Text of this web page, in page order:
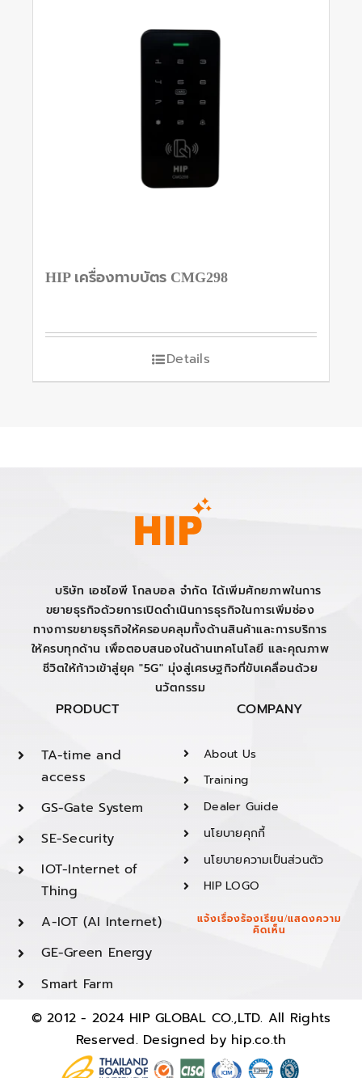
HIP เครื่องทาบบัตร CMG298
Details
บริษัท เอชไอพี โกลบอล จำกัด ได้เพิ่มศักยภาพในการ
ขยายธุรกิจด้วยการเปิดดำเนินการธุรกิจในการเพิ่มช่อง
ทางการขยายธุรกิจให้ครอบคลุมทั้งด้านสินค้าและการบริการ
ให้ครบทุกด้าน เพื่อตอบสนองในด้านเทคโนโลยี และคุณภาพ
ชีวิตให้ก้าวเข้าสู่ยุค "5G" มุ่งสู่เศรษฐกิจที่ขับเคลื่อนด้วย
นวัตกรรม
PRODUCT
TA-time and
access
GS-Gate System
SE-Security
IOT-Internet of
Thing
A-IOT (AI Internet)
GE-Green Energy
Smart Farm
COMPANY
About Us
Training
Dealer Guide
นโยบายคุกกี้
นโยบายความเป็นส่วนตัว
HIP LOGO
แจ้งเรื่องร้องเรียน/แสดงความ
คิดเห็น
© 2012 - 2024 HIP GLOBAL CO.,LTD. All Rights
Reserved. Designed by hip.co.th